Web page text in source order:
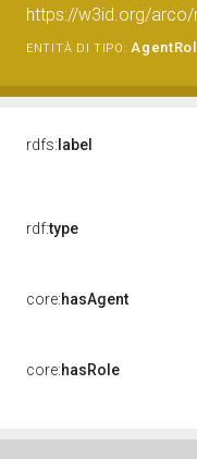
https://w3id.org/
ENTITÀ DI TIPO:
rdfs: label
rdf:type
core:hasAgent
core:hasRole